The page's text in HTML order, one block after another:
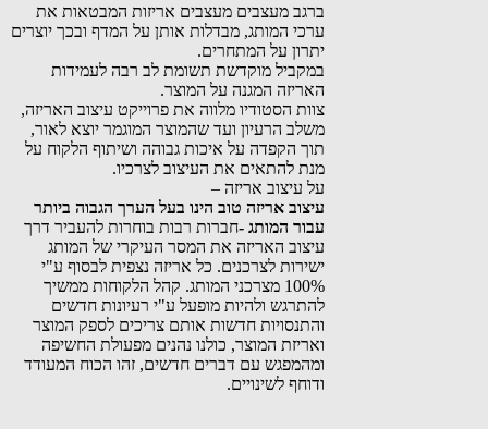
ברגב מעצבים מעצבים אריזות המבטאות את
ערכי המותג, מבדלות אותן על המדף ובכך יוצרים
יתרון על המתחרים.
במקביל מוקדשת תשומת לב רבה לעמידות
האריזה המגנה על המוצר.
צוות הסטודיו מלווה את פרוייקט עיצוב האריזה,
משלב הרעיון ועד שהמוצר המוגמר יוצא לאור,
תוך הקפדה על איכות גבוהה ושיתוף הלקוח על
מנת להתאים את העיצוב לצרכיו.
על עיצוב אריזה –
עיצוב אריזה טוב הינו בעל הערך הגבוה ביותר
עבור המותג -חברות רבות בוחרות להעביר דרך
עיצוב האריזה את המסר העיקרי של המותג
ישירות לצרכנים. כל אריזה נצפית לבסוף ע"י
100% מצרכני המותג. קהל הלקוחות ממשיך
להתרגש ולהיות מופעל ע"י רעיונות חדשים
והתנסויות חדשות אותם צריכים לספק המוצר
ואריזת המוצר, כולנו נהנים מפעולת החשיפה
ומהמפגש עם דברים חדשים, זהו הכוח המעודד
ודוחף לשינויים.